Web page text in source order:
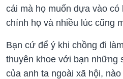
cái mà họ muốn dựa vào có
chính họ và nhiều lúc cũng
Bạn cứ để ý khi chồng đi
thuyên khoe với bạn những
của anh ta ngoài xã hội,